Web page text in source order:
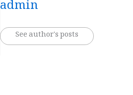
admin
See author's posts